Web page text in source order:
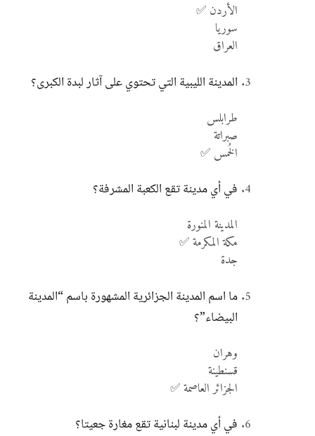
الأردن ✅
سوريا
العراق
المدينة الليبية التي تحتوي على آثار لبدة الكبرى؟
طرابلس
صبراتة
الخُمس ✅
في أي مدينة تقع الكعبة المشرفة؟
المدينة المنورة
مكة المكرمة ✅
جدة
ما اسم المدينة الجزائرية المشهورة باسم “المدينة
البيضاء”؟
وهران
قسنطينة
الجزائر العاصمة ✅
في أي مدينة لبنانية تقع مغارة جعيتا؟